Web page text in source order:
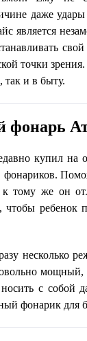
даже
является
точки
так и в быту.
фонарь
купил на
фонариков.
тому же он
чтобы
несколько
с собой
фонарик для